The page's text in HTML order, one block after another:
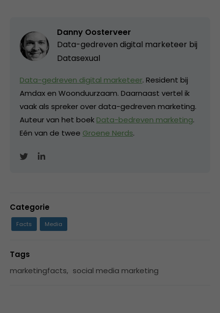
Danny Oosterveer
Data-gedreven digital marketeer bij
Datasexual
Data-gedreven digital marketeer. Resident bij
Amdax en Woonduurzaam. Daarnaast vertel ik
vaak als spreker over data-gedreven marketing.
Auteur van het boek Data-bedreven marketing.
Eén van de twee Groene Nerds.
Categorie
Facts Media
Tags
marketingfacts, social media marketing